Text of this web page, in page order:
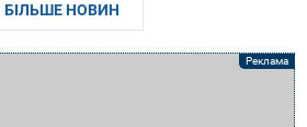
БІЛЬШЕ НОВИН